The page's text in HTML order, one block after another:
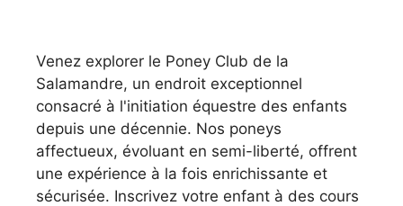
Venez explorer le Poney Club de la
Salamandre, un endroit exceptionnel
consacré à l'initiation équestre des enfants
depuis une décennie. Nos poneys
affectueux, évoluant en semi-liberté, offrent
une expérience à la fois enrichissante et
sécurisée. Inscrivez votre enfant à des cours